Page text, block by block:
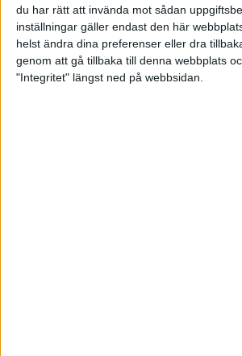
du har rätt att invända mot sådan
inställningar gäller endast den här
helst ändra dina preferenser eller dra
genom att gå tillbaka till denna webbplats
"Integritet" längst ned på webbsidan.
Kim Bolleby vann
International